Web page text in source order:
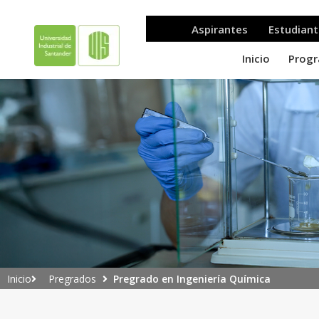
Inicio Pregrados Pregrado en Ingeniería Química